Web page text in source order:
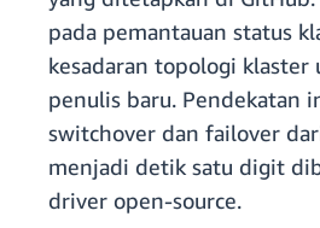
pada pemantauan status
kesadaran topologi
penulis baru. Pendekatan
switchover dan failover
menjadi detik satu digit
driver open-source.